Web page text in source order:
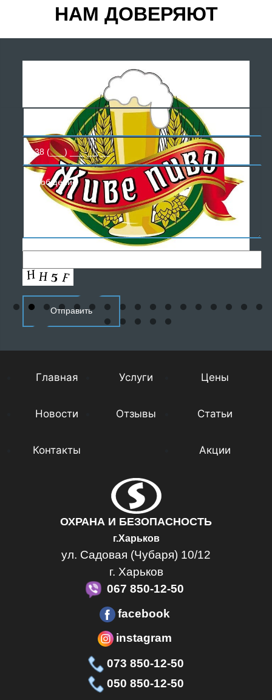
НАМ ДОВЕРЯЮТ
БЕСПЛАТНАЯ
КОНСУЛЬТАЦИЯ
Главная Услуги Цены
Новости Отзывы Статьи
Контакты Акции
ОХРАНА И БЕЗОПАСНОСТЬ
г.Харьков
ул. Садовая (Чубаря) 10/12
г. Харьков
067 850-12-50
facebook
instagram
073 850-12-50
050 850-12-50